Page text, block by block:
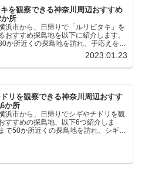
を観察できる神奈川周辺おすすめ
所
浜市から、日帰りで「ルリビタキ」を
おすすめ探鳥地を以下に紹介します。
か所近くの探鳥地を訪れ、手応えを感
です。以下、★ が多いほど観察しやす
度が高いと感じた場所です。 北本自然
埼玉県...
2023.01.23
リを観察できる神奈川周辺おすす
か所
浜市から、日帰りでシギやチドリを観
すすめの探鳥地、以下6つ紹介しま
で50か所近くの探鳥地を訪れ、シギや